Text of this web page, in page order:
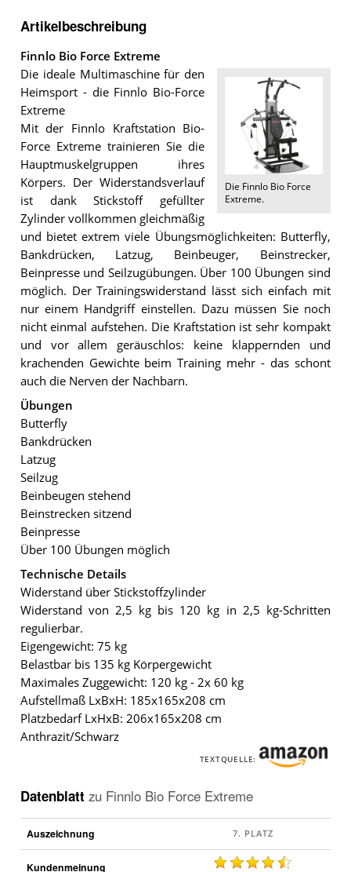
Artikelbeschreibung
Finnlo Bio Force Extreme
Die Finnlo Bio Force
Extreme.
Die ideale Multimaschine für den
Heimsport - die Finnlo Bio-Force
Extreme
Mit der Finnlo Kraftstation Bio-
Force Extreme trainieren Sie die
Hauptmuskelgruppen ihres
Körpers. Der Widerstandsverlauf
ist dank Stickstoff gefüllter
Zylinder vollkommen gleichmäßig
und bietet extrem viele Übungsmöglichkeiten: Butterfly,
Bankdrücken, Latzug, Beinbeuger, Beinstrecker,
Beinpresse und Seilzugübungen. Über 100 Übungen sind
möglich. Der Trainingswiderstand lässt sich einfach mit
nur einem Handgriff einstellen. Dazu müssen Sie noch
nicht einmal aufstehen. Die Kraftstation ist sehr kompakt
und vor allem geräuschlos: keine klappernden und
krachenden Gewichte beim Training mehr - das schont
auch die Nerven der Nachbarn.
Übungen
Butterfly
Bankdrücken
Latzug
Seilzug
Beinbeugen stehend
Beinstrecken sitzend
Beinpresse
Über 100 Übungen möglich
Technische Details
Widerstand über Stickstoffzylinder
Widerstand von 2,5 kg bis 120 kg in 2,5 kg-Schritten
regulierbar.
Eigengewicht: 75 kg
Belastbar bis 135 kg Körpergewicht
Maximales Zuggewicht: 120 kg - 2x 60 kg
Aufstellmaß LxBxH: 185x165x208 cm
Platzbedarf LxHxB: 206x165x208 cm
Anthrazit/Schwarz
TEXTQUELLE:
Datenblatt zu Finnlo Bio Force Extreme
Auszeichnung
Kundenmeinung